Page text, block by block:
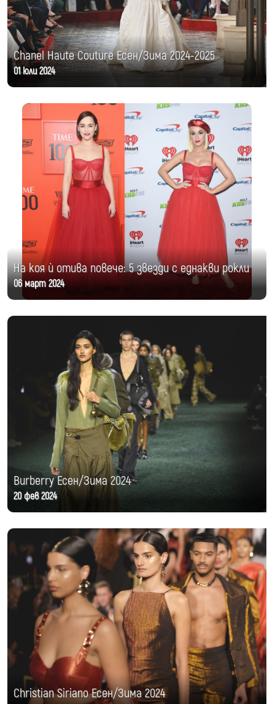
Chanel Haute Couture Есен/Зима 2024-2025
01 юли 2024
На коя ѝ отива повече: 5 звезди с еднакви рокли
06 март 2024
Burberry Есен/Зима 2024
20 фев 2024
Christian Siriano Есен/Зима 2024